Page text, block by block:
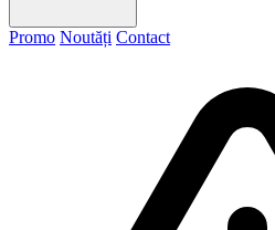
Promo Noutăți Contact